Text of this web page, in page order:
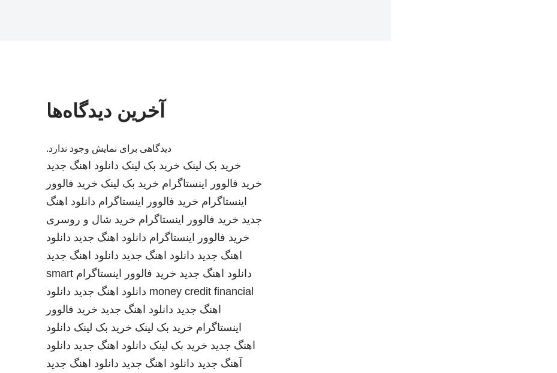
آخرین دیدگاه‌ها
دیدگاهی برای نمایش وجود ندارد.
خرید بک لینک خرید بک لینک دانلود اهنگ جدید
خرید فالوور اینستاگرام خرید بک لینک خرید فالوور
اینستاگرام خرید فالوور اینستاگرام دانلود اهنگ
جدید خرید فالوور اینستاگرام خرید شال و روسری
خرید فالوور اینستاگرام دانلود اهنگ جدید دانلود
اهنگ جدید دانلود اهنگ جدید دانلود اهنگ جدید
دانلود اهنگ جدید خرید فالوور اینستاگرام smart
money credit financial دانلود اهنگ جدید دانلود
اهنگ جدید دانلود اهنگ جدید خرید فالوور
اینستاگرام خرید بک لینک خرید بک لینک دانلود
اهنگ جدید خرید بک لینک دانلود اهنگ جدید دانلود
آهنگ جدید دانلود اهنگ جدید دانلود اهنگ جدید